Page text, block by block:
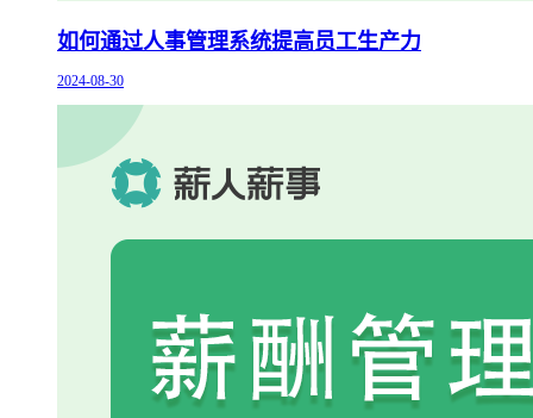
如何通过人事管理系统提高员工生产力
2024-08-30